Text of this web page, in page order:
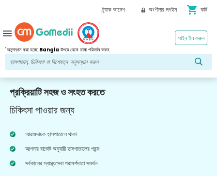
ট্র্যাক আদেশ অংশীদার লগইন shopping_cart কার্ট
*অনুসন্ধান করা হচ্ছে Bangla উপরে থেকে ভাষা পরিবর্তন করুন.
সাইন ইন করুন
menu
প্রক্রিয়াটি সহজ ও সংহত করতে
চিকিৎসা পাওয়ার জন্য
আরামদায়ক হাসপাতালে থাকা
আপনার বাজেট অনুযায়ী হাসপাতালের পছন্দ
সর্বকালের স্বাস্থ্যসেবা পরামর্শদাতা সমর্থন